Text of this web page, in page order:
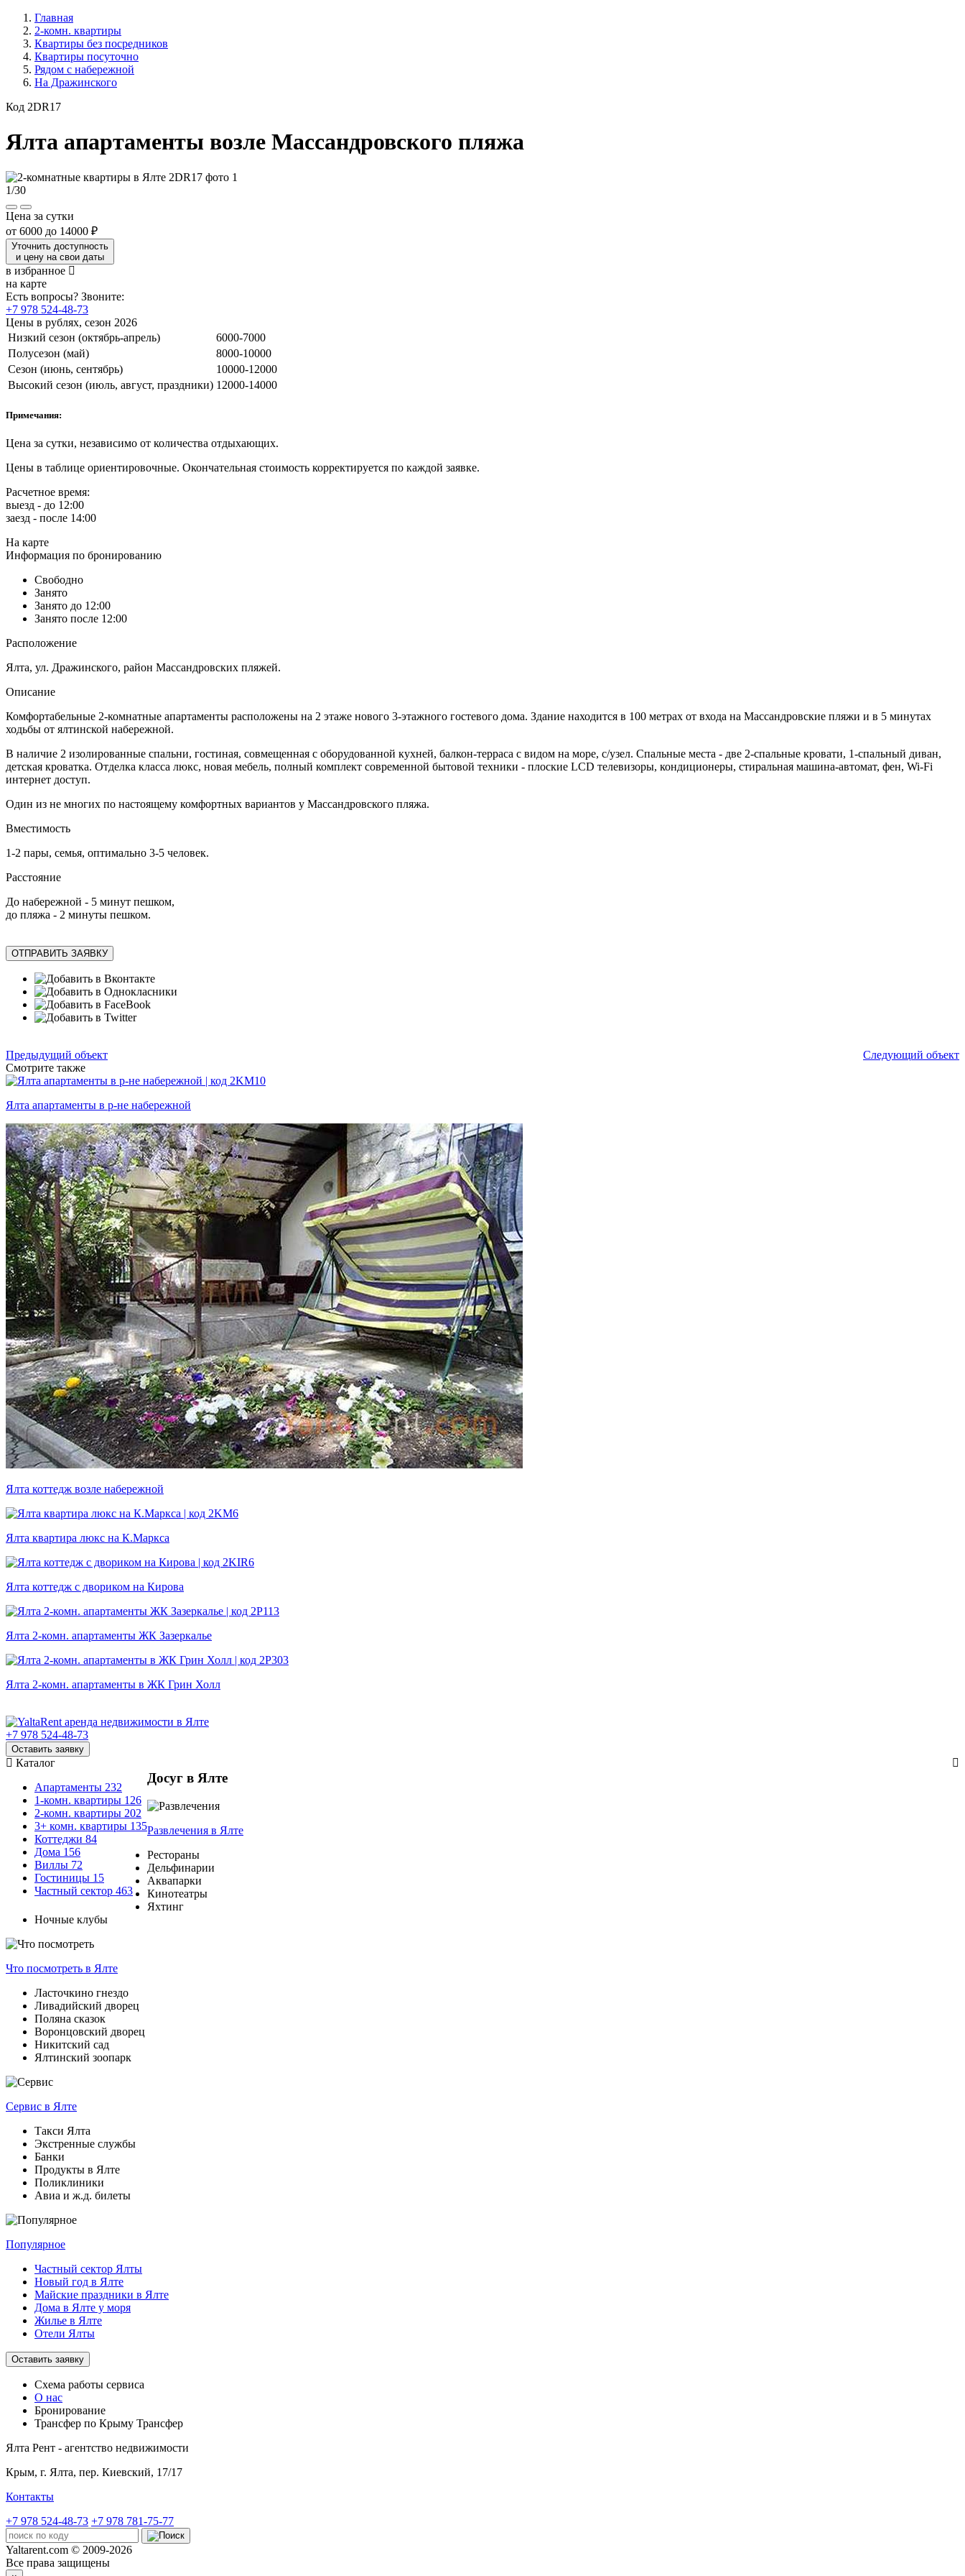
Главная
2-комн. квартиры
Квартиры без посредников
Квартиры посуточно
Рядом с набережной
На Дражинского
Код 2DR17
Ялта апартаменты возле Массандровского пляжа
1/30
Цена за сутки
от 6000 до 14000 ₽
Уточнить доступность
и цену на свои даты
в избранное
на карте
Есть вопросы? Звоните:
+7 978 524-48-73
Цены в рублях, сезон 2026
Низкий сезон (октябрь-апрель)
6000-7000
Полусезон (май)
8000-10000
Сезон (июнь, сентябрь)
10000-12000
Высокий сезон (июль, август, праздники) 12000-14000
Примечания:
Цена за сутки, независимо от количества отдыхающих.
Цены в таблице ориентировочные. Окончательная стоимость корректируется по каждой заявке.
Расчетное время:
выезд - до 12:00
заезд - после 14:00
На карте
Информация по бронированию
Свободно
Занято
Занято до 12:00
Занято после 12:00
Расположение
Ялта, ул. Дражинского, район Массандровских пляжей.
Описание
Комфортабельные 2-комнатные апартаменты расположены на 2 этаже нового 3-этажного гостевого дома. Здание находится в 100 метрах от входа на Массандровские пляжи и в 5 минутах
ходьбы от ялтинской набережной.
В наличие 2 изолированные спальни, гостиная, совмещенная с оборудованной кухней, балкон-терраса с видом на море, с/узел. Спальные места - две 2-спальные кровати, 1-спальный диван,
детская кроватка. Отделка класса люкс, новая мебель, полный комплект современной бытовой техники - плоские LCD телевизоры, кондиционеры, стиральная машина-автомат, фен, Wi-Fi
интернет доступ.
Один из не многих по настоящему комфортных вариантов у Массандровского пляжа.
Вместимость
1-2 пары, семья, оптимально 3-5 человек.
Расстояние
До набережной - 5 минут пешком,
до пляжа - 2 минуты пешком.
ОТПРАВИТЬ ЗАЯВКУ
Предыдущий объект
Следующий объект
Смотрите также
Ялта апартаменты в р-не набережной
Ялта коттедж возле набережной
Ялта квартира люкс на К.Маркса
Ялта коттедж с двориком на Кирова
Ялта 2-комн. апартаменты ЖК Зазеркалье
Ялта 2-комн. апартаменты в ЖК Грин Холл
+7 978 524-48-73
Оставить заявку
Каталог
Апартаменты 232
1-комн. квартиры 126
2-комн. квартиры 202
3+ комн. квартиры 135
Коттеджи 84
Дома 156
Виллы 72
Гостиницы 15
Частный сектор 463
Досуг в Ялте
Развлечения в Ялте
Рестораны
Дельфинарии
Аквапарки
Кинотеатры
Яхтинг
Ночные клубы
Что посмотреть в Ялте
Ласточкино гнездо
Ливадийский дворец
Поляна сказок
Воронцовский дворец
Никитский сад
Ялтинский зоопарк
Сервис в Ялте
Такси Ялта
Экстренные службы
Банки
Продукты в Ялте
Поликлиники
Авиа и ж.д. билеты
Популярное
Частный сектор Ялты
Новый год в Ялте
Майские праздники в Ялте
Дома в Ялте у моря
Жилье в Ялте
Отели Ялты
Оставить заявку
Схема работы сервиса
О нас
Бронирование
Трансфер по Крыму Трансфер
Ялта Рент - агентство недвижимости
Крым, г. Ялта, пер. Киевский, 17/17
Контакты
+7 978 524-48-73 +7 978 781-75-77
Yaltarent.com © 2009-2026
Все права защищены